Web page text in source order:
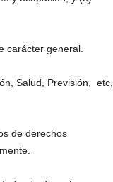
carácter general.
Salud, Previsión, etc,
de derechos